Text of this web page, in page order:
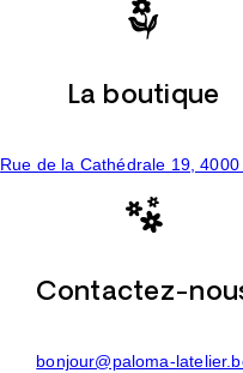
La boutique
Rue de la Cathédrale 19,
Contactez-
bonjour@paloma-